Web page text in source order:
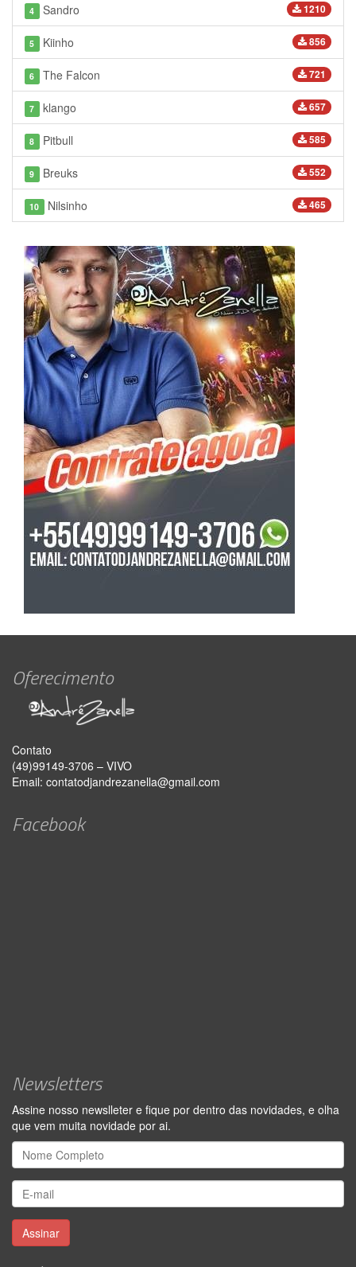
1210
4 Sandro
856
5 Kiinho
721
6 The Falcon
657
7 klango
585
8 Pitbull
552
9 Breuks
465
10 Nilsinho
Oferecimento
Contato
(49)99149-3706 – VIVO
Email: contatodjandrezanella@gmail.com
Facebook
Newsletters
Assine nosso newslleter e fique por dentro das novidades, e olha
que vem muita novidade por ai.
Assinar